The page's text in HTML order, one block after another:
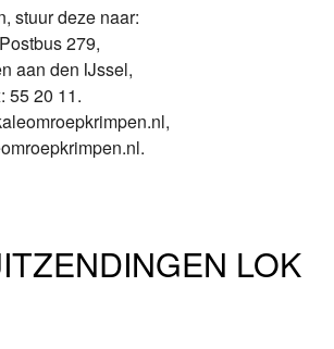
stuur deze naar:
279,
aan den IJssel,
55 20 11.
LOK